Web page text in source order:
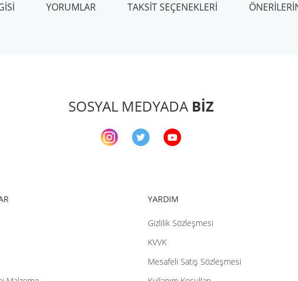
YORUMLAR TAKSIT SEÇENEKLERI
Gönder
SOSYAL MEDYADA BİZ
YARDIM
Gizlilik Sözleşmesi
KVVK
Mesafeli Satış Sözleşmesi